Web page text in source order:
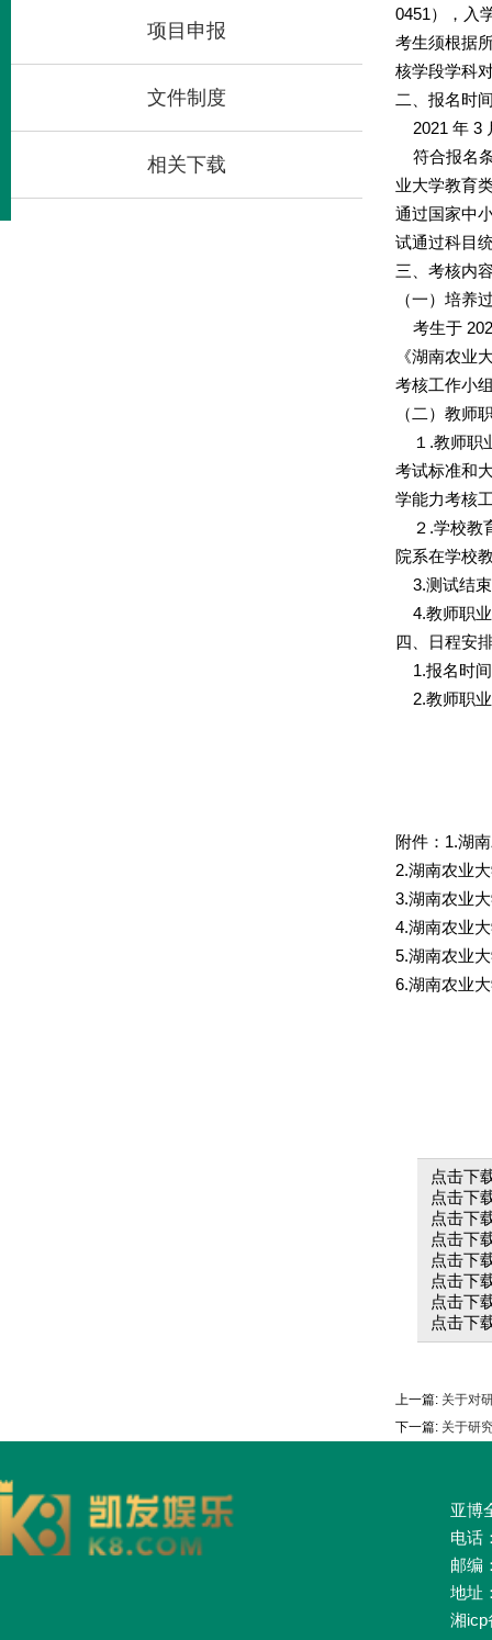
项目申报
文件制度
相关下载
0451），入
考生须根据
核学段学科
二、报名时
2021 年 3
符合报名
业大学教育
通过国家中
试通过科目
三、考核内
（一）培养
考生于
《湖南农业
考核工作小
（二）教师
１.教师职
考试标准和
学能力考核
２.学校教
院系在学校
3.测试结束
4.教师职业
四、日程安
1.报名时间
2.教师职业
附件：1.湖
2.湖南农业
3.湖南农业
4.湖南农业
5.湖南农业
6.湖南农业
点击下
点击下
点击下
点击下
点击下
点击下
点击下
点击下
上一篇: 关于对
下一篇: 关于研
亚博
电话
邮编
地址
湘icp